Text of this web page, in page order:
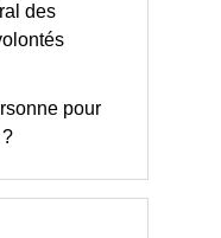
des
pour